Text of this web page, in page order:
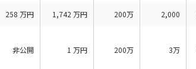
258 万円 1,742 万円 200万 2,000
非公開 1 万円 200万 3万